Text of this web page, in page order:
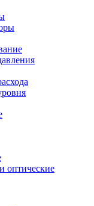
оптические